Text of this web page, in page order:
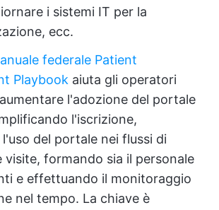
i sistemi IT per la
ecc.
federale Patient
Playbook aiuta gli operatori
l'adozione del portale
l'iscrizione,
del portale nei flussi di
visite, formando sia il personale
e effettuando il monitoraggio
nel tempo. La chiave è